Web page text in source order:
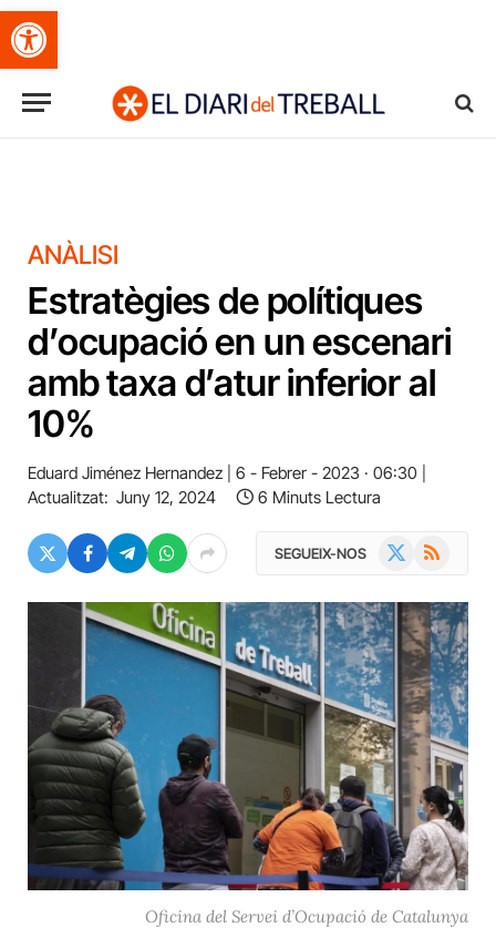
Obre la barra d'eines
ANÀLISI
Estratègies de polítiques
d’ocupació en un escenari
amb taxa d’atur inferior al
10%
Eduard Jiménez Hernandez
6 - Febrer - 2023 · 06:30
Actualitzat: Juny 12, 2024 6 Minuts Lectura
SEGUEIX-NOS RSS
Oficina del Servei d’Ocupació de Catalunya